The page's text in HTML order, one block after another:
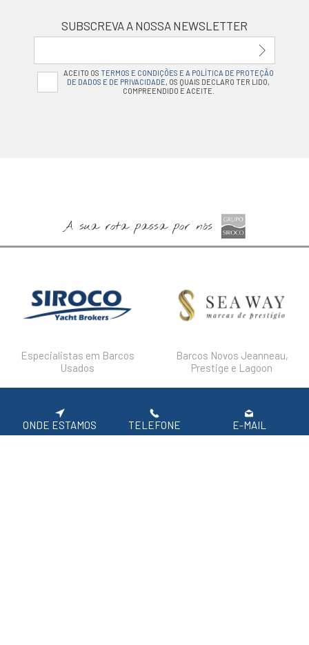
SUBSCREVA A NOSSA NEWSLETTER
ACEITO OS TERMOS E CONDIÇÕES E A POLÍTICA DE PROTEÇÃO
DE DADOS E DE PRIVACIDADE, OS QUAIS DECLARO TER LIDO,
COMPREENDIDO E ACEITE.
A sua rota passa por nós
Especialistas em Barcos
Usados
Barcos Novos Jeanneau,
Prestige e Lagoon
DESTAQUES POLÍTICA DE PRIVACIDADE
ONDE ESTAMOS TELEFONE E-MAIL